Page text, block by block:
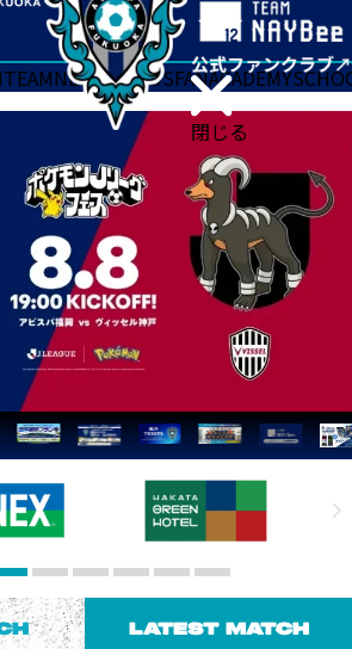
閉じる
TEAMNEWSGOODSFANACADEMY
LATEST MATCH